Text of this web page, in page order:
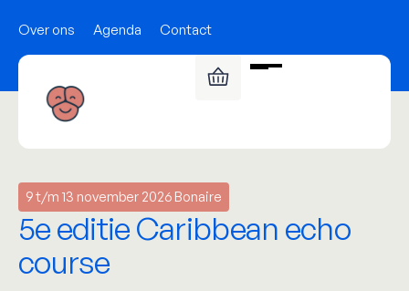
Over ons Agenda Contact
9 t/m 13 november 2026 Bonaire
5e editie Caribbean echo
course